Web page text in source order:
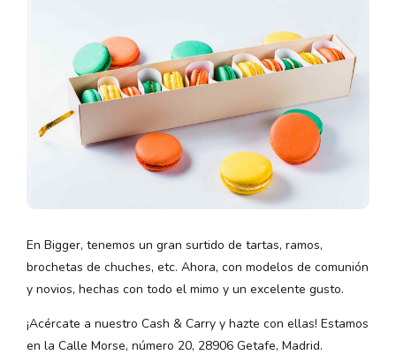
En Bigger, tenemos un gran surtido de tartas, ramos,
brochetas de chuches, etc. Ahora, con modelos de comunión
y novios, hechas con todo el mimo y un excelente gusto.
¡Acércate a nuestro Cash & Carry y hazte con ellas! Estamos
en la Calle Morse, número 20, 28906 Getafe, Madrid.